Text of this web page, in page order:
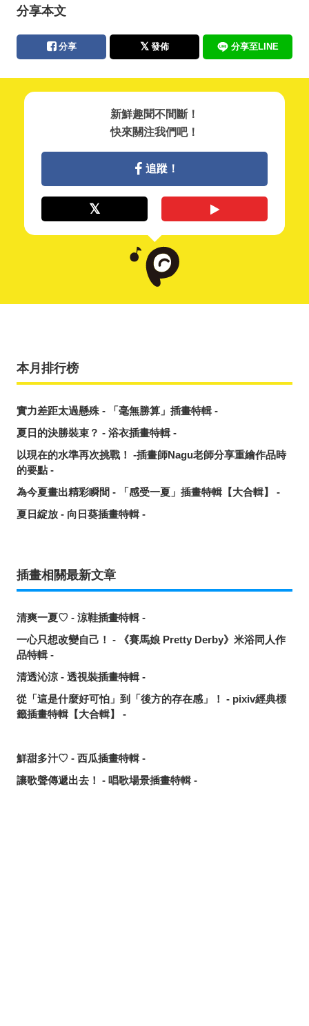
分享本文
分享 發佈 分享至LINE
新鮮趣聞不間斷！
快來關注我們吧！
追蹤！
本月排行榜
實力差距太過懸殊 - 「毫無勝算」插畫特輯 -
夏日的決勝裝束？ - 浴衣插畫特輯 -
以現在的水準再次挑戰！ -插畫師Nagu老師分享重繪作品時
的要點 -
為今夏畫出精彩瞬間 - 「感受一夏」插畫特輯【大合輯】 -
夏日綻放 - 向日葵插畫特輯 -
插畫相關最新文章
清爽一夏♡ - 涼鞋插畫特輯 -
一心只想改變自己！ - 《賽馬娘 Pretty Derby》米浴同人作
品特輯 -
清透沁涼 - 透視裝插畫特輯 -
從「這是什麼好可怕」到「後方的存在感」！ - pixiv經典標
籤插畫特輯【大合輯】 -
鮮甜多汁♡ - 西瓜插畫特輯 -
讓歌聲傳遞出去！ - 唱歌場景插畫特輯 -